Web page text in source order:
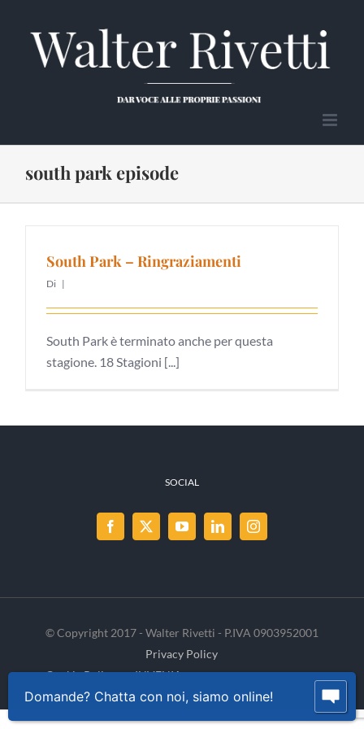
contenuto
south park episode
South Park – Ringraziamenti
Di |
South Park è terminato anche per questa
stagione. 18 Stagioni [...]
SOCIAL
© Copyright 2017 - Walter Rivetti - P.IVA 0903952001
Privacy Policy
Cookie Policy
INVENIA
Domande? Chatta con noi, siamo online!